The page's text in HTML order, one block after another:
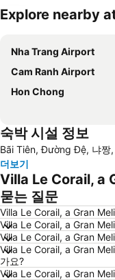
Explore nearby
Nha Trang Airport
Cam Ranh Airport
Hon Chong
숙박 시설 정보
Bãi Tiên, Đường Đệ, 냐짱,
더보기
Villa Le Corail, a
묻는 질문
Villa Le Corail, a Gran
Villa Le Corail, a Gran
Villa Le Corail, a Gran
Villa Le Corail, a Gran
가요?
Villa Le Corail, a Gran